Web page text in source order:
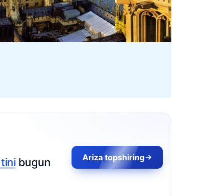
bugun
Ariza topshiring